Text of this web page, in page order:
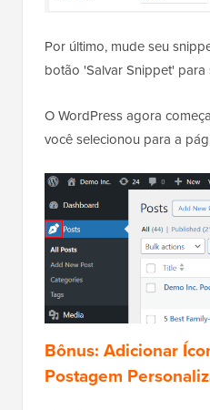
Por último, mude seu
botão 'Salvar Snippet' para
O WordPress agora
você selecionou para a
Bônus: Adicionar
Postagem